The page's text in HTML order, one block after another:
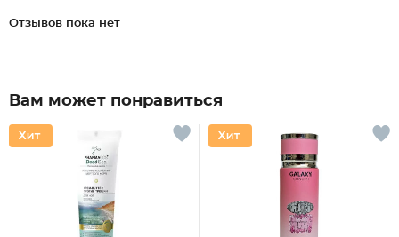
Отзывов пока нет
Вам может понравиться